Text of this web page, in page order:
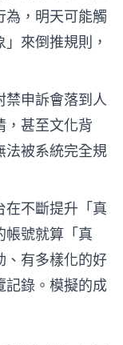
為，明天可能觸
來倒推規則，
禁申訴會落到人
，甚至文化背
法被系統完全規
在不斷提升「真
帳號就算「真
、有多樣化的好
記錄。模擬的成